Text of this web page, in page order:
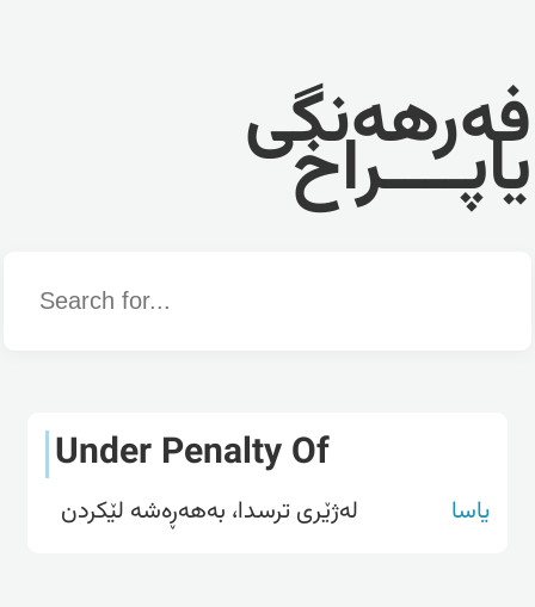
فەرهەنگی
یاپــــراخ
Word
Under Penalty Of
یاسا لەژێری ترسدا، بەهەڕەشە لێکردن